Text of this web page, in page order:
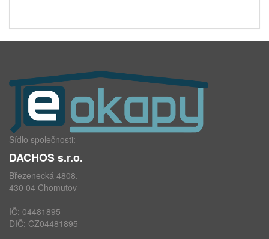
Sídlo společnosti:
DACHOS s.r.o.
Březenecká 4808,
430 04 Chomutov
IČ: 04481895
DIČ: CZ04481895